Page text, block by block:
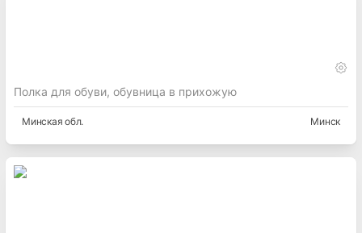
Полка для обуви, обувница в прихожую
Минская обл. Минск